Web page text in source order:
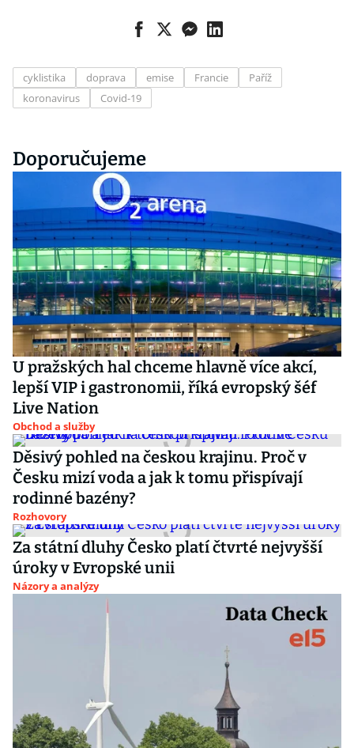
cyklistika doprava emise Francie
Paříž
koronavirus
Covid-19
Doporučujeme
U pražských hal chceme hlavně více akcí,
lepší VIP i gastronomii, říká evropský šéf
Live Nation
Obchod a služby
Děsivý pohled na českou krajinu. Proč v
Česku mizí voda a jak k tomu přispívají
rodinné bazény?
Rozhovory
Za státní dluhy Česko platí čtvrté nejvyšší
úroky v Evropské unii
Názory a analýzy